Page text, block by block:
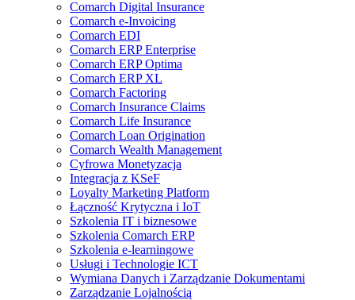
Comarch Digital Insurance
Comarch e-Invoicing
Comarch EDI
Comarch ERP Enterprise
Comarch ERP Optima
Comarch ERP XL
Comarch Factoring
Comarch Insurance Claims
Comarch Life Insurance
Comarch Loan Origination
Comarch Wealth Management
Cyfrowa Monetyzacja
Integracja z KSeF
Loyalty Marketing Platform
Łączność Krytyczna i IoT
Szkolenia IT i biznesowe
Szkolenia Comarch ERP
Szkolenia e-learningowe
Usługi i Technologie ICT
Wymiana Danych i Zarządzanie Dokumentami
Zarządzanie Lojalnością